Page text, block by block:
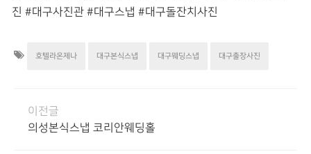
진 #대구사진관 #대구스냅 #대구돌잔치사진
호텔라온제나 대구본식스냅 대구웨딩스냅 대구출장사진
이전글
의성본식스냅 코리안웨딩홀